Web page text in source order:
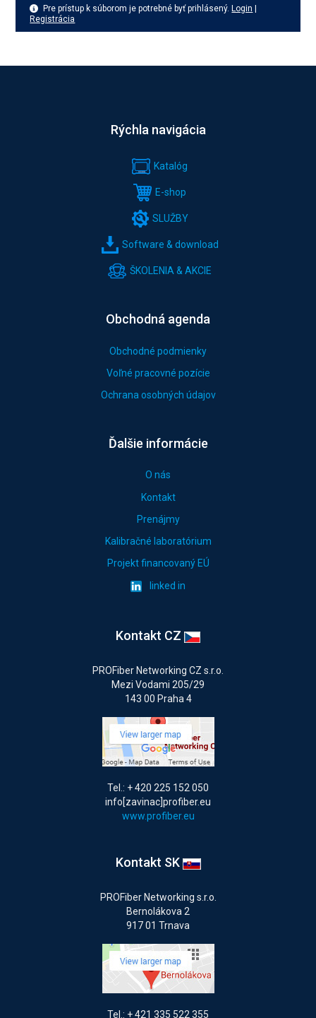
Pre prístup k súborom je potrebné byť prihlásený. Login
Registrácia
Rýchla navigácia
Katalóg
E-shop
SLUŽBY
Software & download
ŠKOLENIA & AKCIE
Obchodná agenda
Obchodné podmienky
Voľné pracovné pozície
Ochrana osobných údajov
Ďalšie informácie
O nás
Kontakt
Prenájmy
Kalibračné laboratórium
Projekt financovaný EÚ
linked in
Kontakt CZ
PROFiber Networking CZ s.r.o.
Mezi Vodami 205/29
143 00 Praha 4
Tel.: + 420 225 152 050
info[zavinac]profiber.eu
www.profiber.eu
Kontakt SK
PROFiber Networking s.r.o.
Bernolákova 2
917 01 Trnava
Tel.: + 421 335 522 355